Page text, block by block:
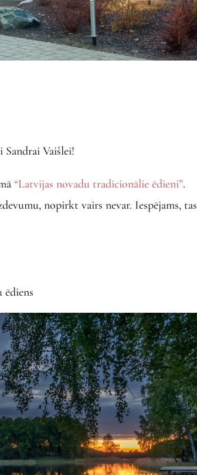
Sandrai Vaišlei!
“Latvijas novadu tradicionālie ēdieni”.
nopirkt vairs nevar. Iespējams, tas
ēdiens